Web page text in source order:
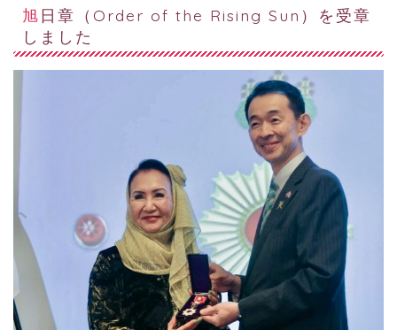
旭日章（Order of the Rising Sun）を受章
しました